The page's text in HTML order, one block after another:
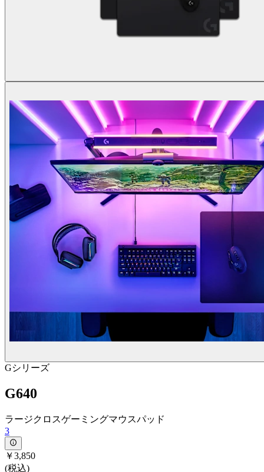
Gシリーズ
G640
ラージクロスゲーミングマウスパッド
3
￥3,850
(税込)